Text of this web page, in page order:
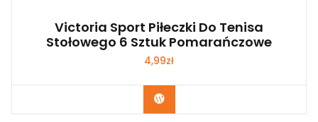
Victoria Sport Piłeczki Do Tenisa
Stołowego 6 Sztuk Pomarańczowe
4,99zł
Kup Teraz